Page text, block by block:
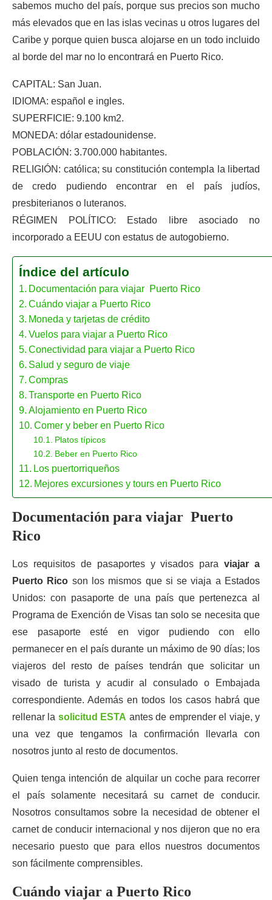
sabemos mucho del país, porque sus precios son mucho
más elevados que en las islas vecinas u otros lugares del
Caribe y porque quien busca alojarse en un todo incluido
al borde del mar no lo encontrará en Puerto Rico.
CAPITAL: San Juan.
IDIOMA: español e ingles.
SUPERFICIE: 9.100 km2.
MONEDA: dólar estadounidense.
POBLACIÓN: 3.700.000 habitantes.
RELIGIÓN: católica; su constitución contempla la libertad
de credo pudiendo encontrar en el país judíos,
presbiterianos o luteranos.
RÉGIMEN POLÍTICO: Estado libre asociado no
incorporado a EEUU con estatus de autogobierno.
Índice del artículo
Documentación para viajar Puerto Rico
Cuándo viajar a Puerto Rico
Moneda y tarjetas de crédito
Vuelos para viajar a Puerto Rico
Conectividad para viajar a Puerto Rico
Salud y seguro de viaje
Compras
Transporte en Puerto Rico
Alojamiento en Puerto Rico
Comer y beber en Puerto Rico
Platos típicos
Beber en Puerto Rico
Los puertorriqueños
Mejores excursiones y tours en Puerto Rico
Documentación para viajar Puerto
Rico
Los requisitos de pasaportes y visados paraviajar a
Puerto Rico son los mismos que si se viaja a Estados
Unidos: con pasaporte de una país que pertenezca al
Programa de Exención de Visas tan solo se necesita que
ese pasaporte esté en vigor pudiendo con ello
permanecer en el país durante un máximo de 90 días; los
viajeros del resto de países tendrán que solicitar un
visado de turista y acudir al consulado o Embajada
correspondiente. Además en todos los casos habrá que
rellenar la solicitud ESTA antes de emprender el viaje, y
una vez que tengamos la confirmación llevarla con
nosotros junto al resto de documentos.
Quien tenga intención de alquilar un coche para recorrer
el país solamente necesitará su carnet de conducir.
Nosotros consultamos sobre la necesidad de obtener el
carnet de conducir internacional y nos dijeron que no era
necesario puesto que para ellos nuestros documentos
son fácilmente comprensibles.
Cuándo viajar a Puerto Rico